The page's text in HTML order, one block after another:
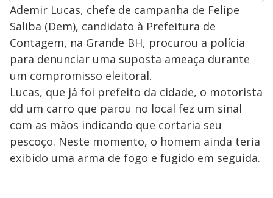
Ademir Lucas, chefe de campanha de Felipe
Saliba (Dem), candidato à Prefeitura de
Contagem, na Grande BH, procurou a polícia
para denunciar uma suposta ameaça durante
um compromisso eleitoral.
Lucas, que já foi prefeito da cidade, o motorista
dd um carro que parou no local fez um sinal
com as mãos indicando que cortaria seu
pescoço. Neste momento, o homem ainda teria
exibido uma arma de fogo e fugido em seguida.